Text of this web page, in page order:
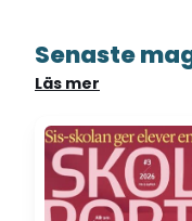
Senaste
Läs mer